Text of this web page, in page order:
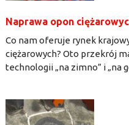
Naprawa opon
Co nam oferuje rynek
ciężarowych? Oto przekrój
technologii „na zimno” i „na